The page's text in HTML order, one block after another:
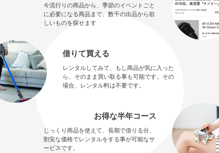
今流行りの商品から、季節のイベントごと
に必要になる商品まで、数千の出品から欲
しいものを探せます
借りて買える
レンタルしてみて、もし商品が気に入った
ら、そのまま買い取る事も可能です。その
場合、レンタル料は不要です。
お得な半年コース
じっくり商品を使えて、長期で借りる分、
割安な価格でレンタルをする事が可能なサ
ービスです。